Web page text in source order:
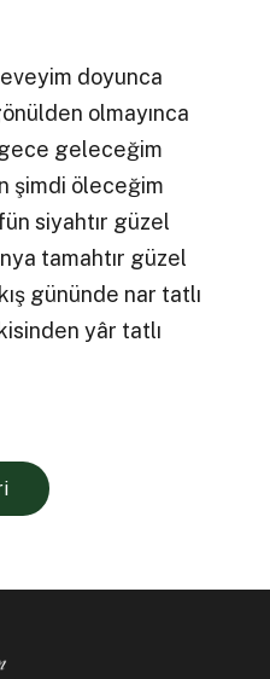
doyunca
olmayınca
geleceğim
şimdi öleceğim
siyahtır güzel
tamahtır güzel
gününde nar tatlı
yâr tatlı